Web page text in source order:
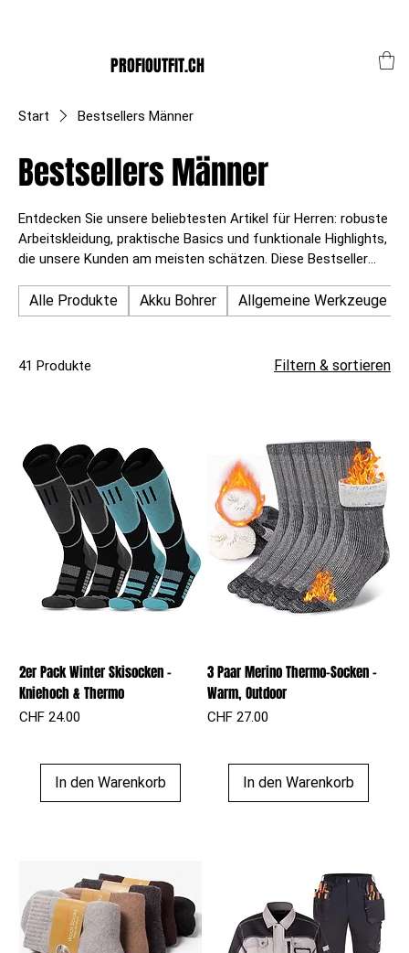
PROFIOUTFIT.CH
Start Bestsellers Männer
Bestsellers Männer
Entdecken Sie unsere beliebtesten Artikel für Herren: robuste
Arbeitskleidung, praktische Basics und funktionale Highlights,
die unsere Kunden am meisten schätzen. Diese Bestseller
strapazierfähigen Hosen und Jacken bis hin zu vielseitigen
Accessoires für den Arbeitsalltag.
Alle Produkte Akku Bohrer Allgemeine Werkzeuge
41 Produkte Filtern & sortieren
2er Pack Winter Skisocken –
Kniehoch & Thermo
Preis
CHF 24.00
In den Warenkorb
3 Paar Merino Thermo-Socken –
Warm, Outdoor
Preis
CHF 27.00
In den Warenkorb